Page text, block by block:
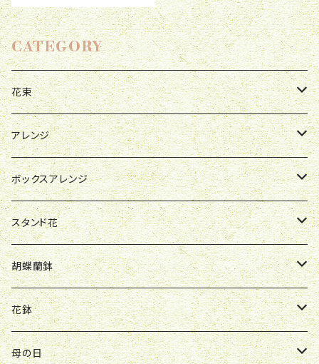
CATEGORY
花束
母の日
お祝い
誕生日
お見舞い
送別会
お供え
アレンジ
母の日
R&P
Y&O
W&G
お祝い
W&G
R&P
Y&O
誕生日
お見舞い
送別会
ボックスアレンジ
母の日
R&P
Y&O
W&G
お祝い
誕生日
お見舞い
スタンド花
開店祝い
お誕生日
お祝い
胡蝶蘭鉢
開店祝い
お祝い
花鉢
クレマチス
母の日